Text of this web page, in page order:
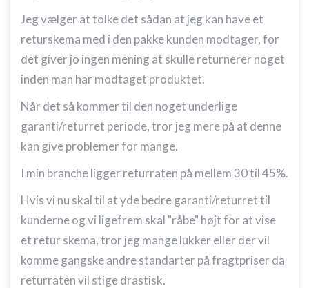
Jeg vælger at tolke det sådan at jeg kan have et
returskema med i den pakke kunden modtager, for
det giver jo ingen mening at skulle returnerer noget
inden man har modtaget produktet.
Når det så kommer til den noget underlige
garanti/returret periode, tror jeg mere på at denne
kan give problemer for mange.
I min branche ligger returraten på mellem 30 til 45%.
Hvis vi nu skal til at yde bedre garanti/returret til
kunderne og vi ligefrem skal "råbe" højt for at vise
et retur skema, tror jeg mange lukker eller der vil
komme gangske andre standarter på fragtpriser da
returraten vil stige drastisk.